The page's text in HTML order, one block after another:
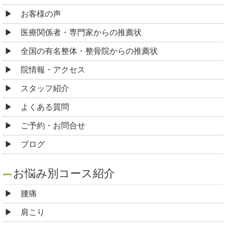
お客様の声
医療関係者・専門家からの推薦状
全国の有名整体・整骨院からの推薦状
院情報・アクセス
スタッフ紹介
よくある質問
ご予約・お問合せ
ブログ
お悩み別コース紹介
腰痛
肩こり